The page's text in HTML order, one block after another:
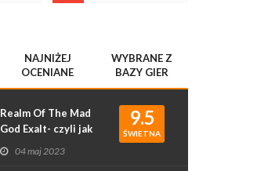
NAJNIŻEJ
OCENIANE
WYBRANE Z
BAZY GIER
9.5
ŚWIETNA
Realm Of The Mad
God Exalt- czyli jak
rougelike podbił
serca graczy
04 maj 2023